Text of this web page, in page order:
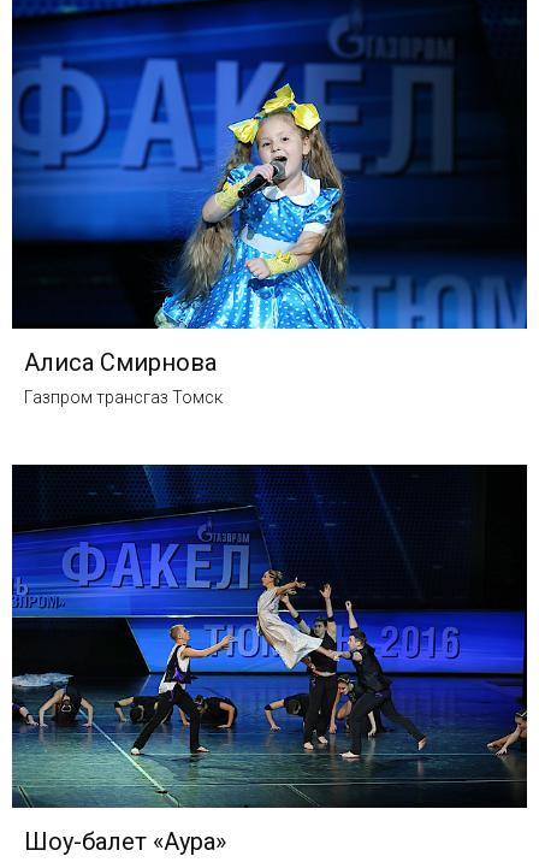
Алиса Смирнова
Газпром трансгаз Томск
Шоу-балет «Аура»